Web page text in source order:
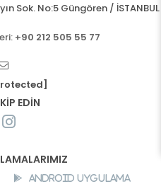
Sok. No:5 Güngören / İSTANBUL
+90 212 505 55 77
EDİN
Android Uygulama